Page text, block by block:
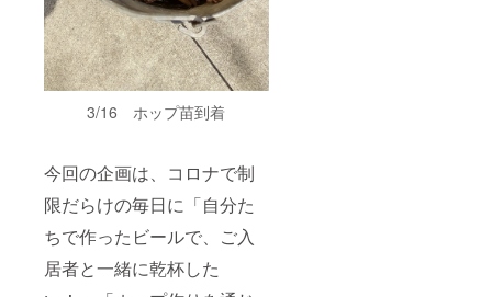
3/16 ホップ苗到着
今回の企画は、コロナで制
限だらけの毎日に「自分た
ちで作ったビールで、ご入
居者と一緒に乾杯した